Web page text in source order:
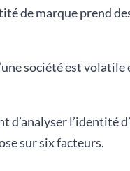
de marque prend
société est
l’identité
sur six facteurs.